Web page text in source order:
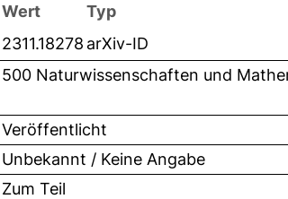
Wert
Typ
2311.18278 arXiv-ID
500 Naturwissenschaften und
Veröffentlicht
Unbekannt / Keine Angabe
Zum Teil